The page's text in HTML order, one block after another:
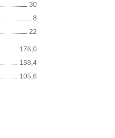
30
8
22
176,0
158,4
105,6